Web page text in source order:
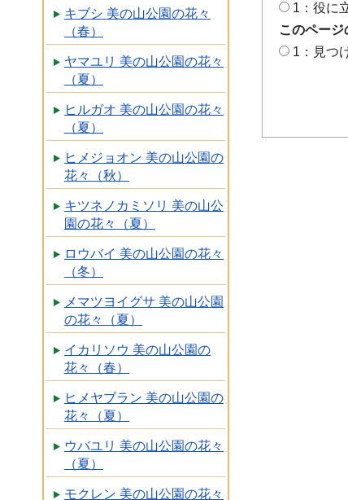
キブシ 美の山公園の花々
（春）
ヤマユリ 美の山公園の花々
（夏）
ヒルガオ 美の山公園の花々
（夏）
ヒメジョオン 美の山公園の
花々（秋）
キツネノカミソリ 美の山公
園の花々（夏）
ロウバイ 美の山公園の花々
（冬）
メマツヨイグサ 美の山公園
の花々（夏）
イカリソウ 美の山公園の
花々（春）
ヒメヤブラン 美の山公園の
花々（夏）
ウバユリ 美の山公園の花々
（夏）
モクレン 美の山公園の花々
1：役に
このペー
1：見つ